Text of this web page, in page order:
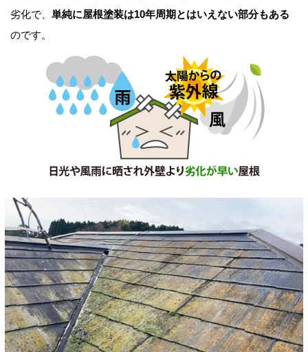
劣化で、 単純に屋根塗装は10年周期とはいえない部分もある
のです。